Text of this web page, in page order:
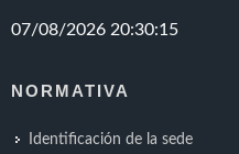
NORMATIVA
Identificación de la sede